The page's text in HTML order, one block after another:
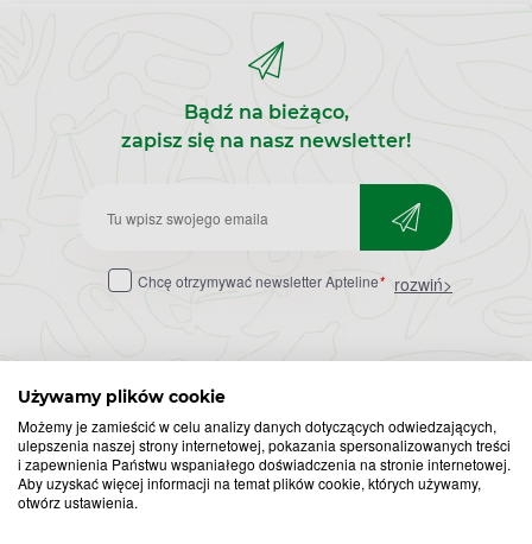
Używamy plików cookie
Możemy je zamieścić w celu analizy danych dotyczących odwiedzających,
ulepszenia naszej strony internetowej, pokazania spersonalizowanych treści
i zapewnienia Państwu wspaniałego doświadczenia na stronie internetowej.
Aby uzyskać więcej informacji na temat plików cookie, których używamy,
otwórz ustawienia.
Bądź na bieżąco,
zapisz się na nasz newsletter!
Zapisz
do
Chcę otrzymywać newsletter Apteline* rozwiń>
Popularne zapytania Przeziębienie i grypa